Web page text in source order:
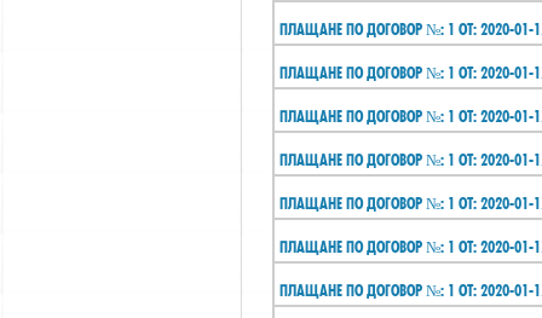
ПЛАЩАНЕ ПО ДОГОВОР №: 1 ОТ: 2020-01-
ПЛАЩАНЕ ПО ДОГОВОР №: 1 ОТ: 2020-01-
ПЛАЩАНЕ ПО ДОГОВОР №: 1 ОТ: 2020-01-
ПЛАЩАНЕ ПО ДОГОВОР №: 1 ОТ: 2020-01-
ПЛАЩАНЕ ПО ДОГОВОР №: 1 ОТ: 2020-01-
ПЛАЩАНЕ ПО ДОГОВОР №: 1 ОТ: 2020-01-
ПЛАЩАНЕ ПО ДОГОВОР №: 1 ОТ: 2020-01-